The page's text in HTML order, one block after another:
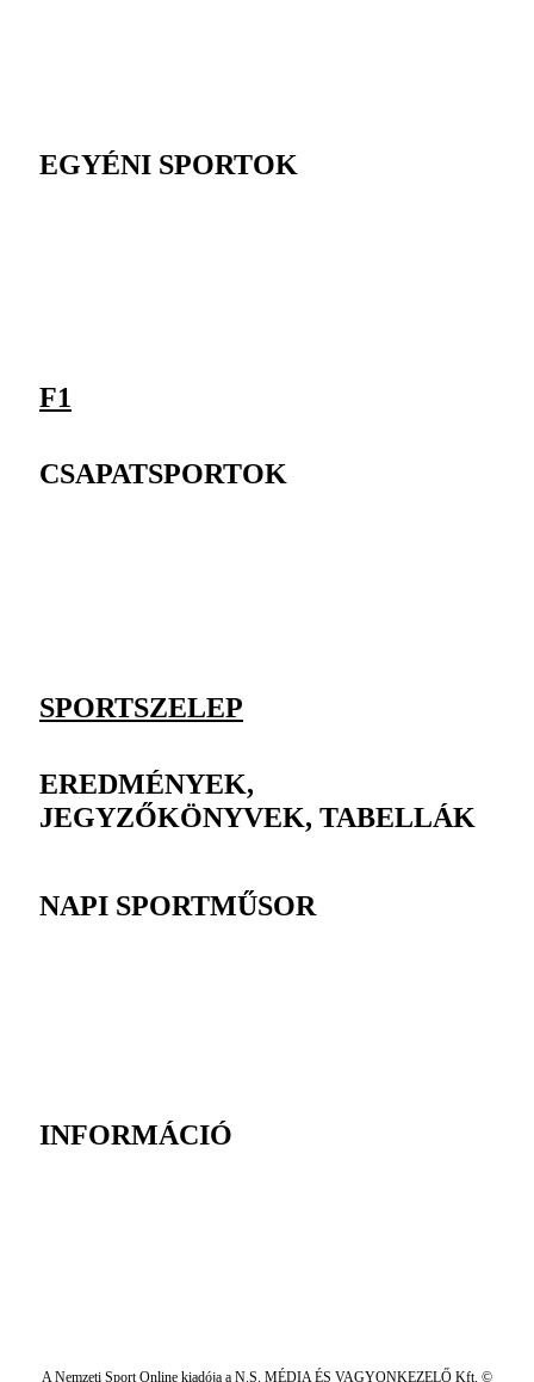
EGYÉNI SPORTOK
F1
CSAPATSPORTOK
SPORTSZELEP
EREDMÉNYEK,
JEGYZŐKÖNYVEK, TABELLÁK
NAPI SPORTMŰSOR
INFORMÁCIÓ
A Nemzeti Sport Online kiadója a N.S. MÉDIA ÉS VAGYONKEZELŐ Kft. ©